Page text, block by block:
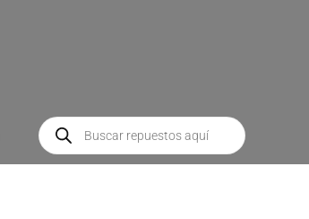
Búsqueda
de
productos